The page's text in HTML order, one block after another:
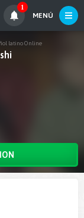
1
MENÚ
latino Online